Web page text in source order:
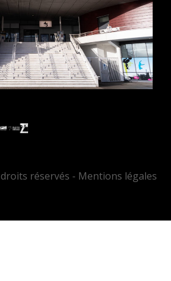
réservés - Mentions légales